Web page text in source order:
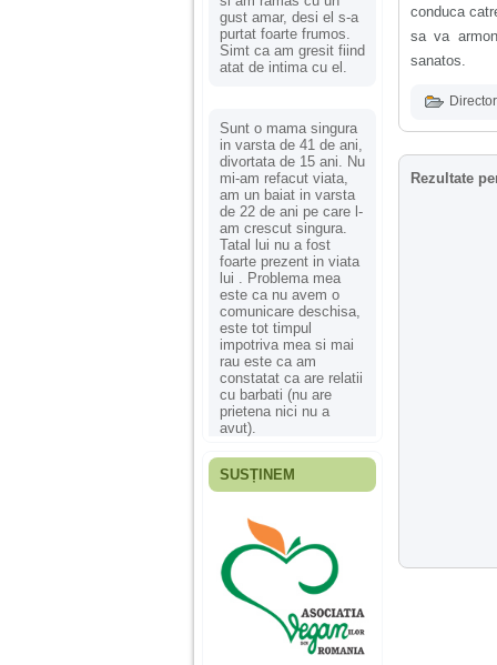
gust amar, desi el s-a
purtat foarte frumos.
Simt ca am gresit fiind
atat de intima cu el.
Sunt o mama singura
in varsta de 41 de ani,
divortata de 15 ani. Nu
mi-am refacut viata,
am un baiat in varsta
de 22 de ani pe care l-
am crescut singura.
Tatal lui nu a fost
foarte prezent in viata
lui . Problema mea
este ca nu avem o
comunicare deschisa,
este tot timpul
impotriva mea si mai
rau este ca am
constatat ca are relatii
cu barbati (nu are
prietena nici nu a
avut).
Fiica mea s-a nascut
ani, privind in urma
realizez cat de multe
greseli am facut in
educatia si cresterea
ei, am fost o mama
egoista, preocupata
de implinirea
profesionala, cand ea
era mica am neglijat-
SUSȚINEM
conduca
sa va
sanatos.
Rezultate